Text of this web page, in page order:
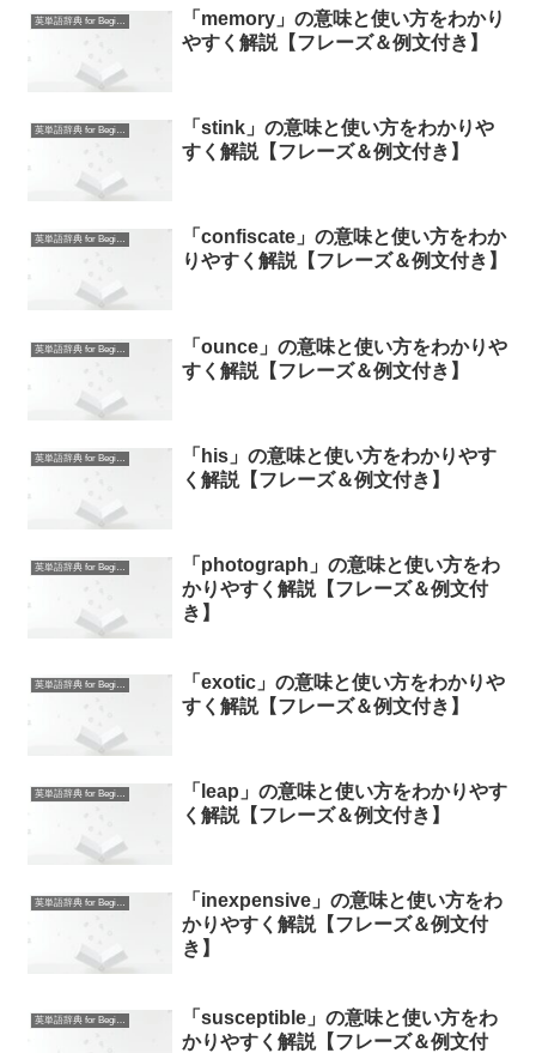
英単語辞典 for Beginners
「memory」の意味と使い方をわかり
やすく解説【フレーズ＆例文付き】
英単語辞典 for Beginners
「stink」の意味と使い方をわかりや
すく解説【フレーズ＆例文付き】
英単語辞典 for Beginners
「confiscate」の意味と使い方をわか
りやすく解説【フレーズ＆例文付き】
英単語辞典 for Beginners
「ounce」の意味と使い方をわかりや
すく解説【フレーズ＆例文付き】
英単語辞典 for Beginners
「his」の意味と使い方をわかりやす
く解説【フレーズ＆例文付き】
英単語辞典 for Beginners
「photograph」の意味と使い方をわ
かりやすく解説【フレーズ＆例文付
き】
英単語辞典 for Beginners
「exotic」の意味と使い方をわかりや
すく解説【フレーズ＆例文付き】
英単語辞典 for Beginners
「leap」の意味と使い方をわかりやす
く解説【フレーズ＆例文付き】
英単語辞典 for Beginners
「inexpensive」の意味と使い方をわ
かりやすく解説【フレーズ＆例文付
き】
英単語辞典 for Beginners
「susceptible」の意味と使い方をわ
かりやすく解説【フレーズ＆例文付